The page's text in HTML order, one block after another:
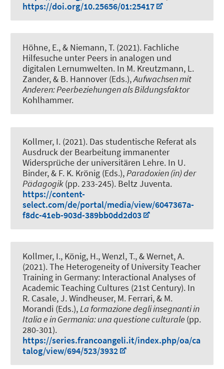
https://doi.org/10.25656/01:25417
Höhne, E., & Niemann, T. (2021). Fachliche
Hilfesuche unter Peers in analogen und
digitalen Lernumwelten. In M. Kreutzmann, L.
Zander, & B. Hannover (Eds.),Aufwachsen mit
Anderen: Peerbeziehungen als Bildungsfaktor
Kohlhammer.
Kollmer, I. (2021). Das studentische Referat als
Ausdruck der Bearbeitung immanenter
Widersprüche der universitären Lehre. In U.
Binder, & F. K. Krönig (Eds.), Paradoxien (in) der
Pädagogik(pp. 233-245). Beltz Juventa.
https://content-
select.com/de/portal/media/view/6047367a-
f8dc-41eb-903d-389bb0dd2d03
Kollmer, I., König, H., Wenzl, T., & Wernet, A.
(2021).The Heterogeneity of University Teacher
Training in Germany: Interactional Analyses of
Academic Teaching Cultures (21st Century). In
R. Casale, J. Windheuser, M. Ferrari, & M.
Morandi (Eds.),La formazione degli insegnanti in
Italia e in Germania: una questione culturale (pp.
280-301).
https://series.francoangeli.it/index.php/oa/ca
talog/view/694/523/3932